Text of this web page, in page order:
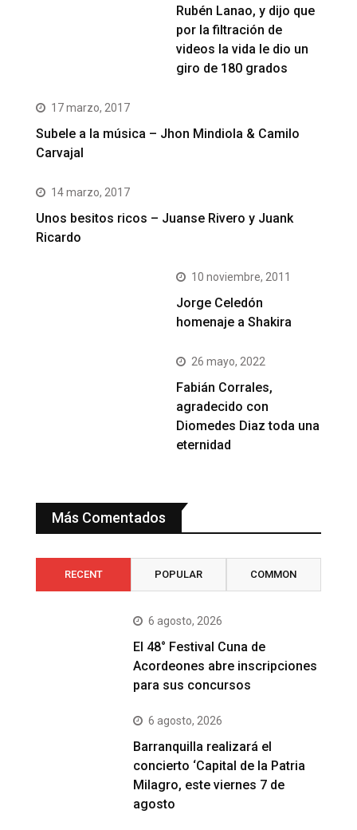
Rubén Lanao, y dijo que
por la filtración de
videos la vida le dio un
giro de 180 grados
17 marzo, 2017
Subele a la música – Jhon Mindiola & Camilo
Carvajal
14 marzo, 2017
Unos besitos ricos – Juanse Rivero y Juank
Ricardo
10 noviembre, 2011
Jorge Celedón
homenaje a Shakira
26 mayo, 2022
Fabián Corrales,
agradecido con
Diomedes Diaz toda una
eternidad
Más Comentados
RECENT POPULAR COMMON
6 agosto, 2026
El 48° Festival Cuna de
Acordeones abre inscripciones
para sus concursos
6 agosto, 2026
Barranquilla realizará el
concierto ‘Capital de la Patria
Milagro, este viernes 7 de
agosto